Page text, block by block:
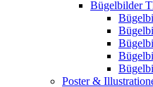
Bügelbilder
Poster &